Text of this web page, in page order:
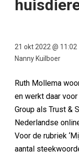
21 okt 2022 @ 11:02
Nanny Kuilboer
Ruth Mollema
en werkt daar
Group als Trust &
Nederlandse
Voor de rubriek
aantal